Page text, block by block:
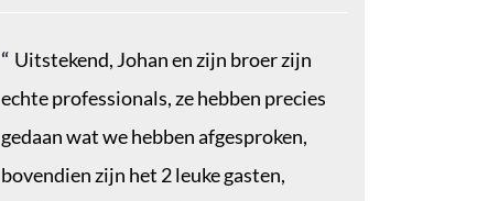
Uitstekend, Johan en zijn broer zijn
echte professionals, ze hebben precies
gedaan wat we hebben afgesproken,
bovendien zijn het 2 leuke gasten,